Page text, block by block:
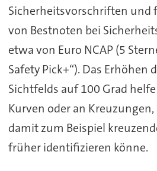
Sicherheitsvorschriften und
von Bestnoten bei
etwa von Euro NCAP (5
Safety Pick+“). Das Erhöhen
Sichtfelds auf 100 Grad
Kurven oder an
damit zum Beispiel
früher identifizieren könne.